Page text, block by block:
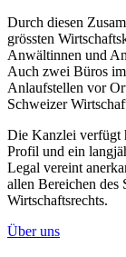
Durch diesen
grössten
Anwältinnen und
Auch zwei Büros
Anlaufstellen vor
Schweizer
Die Kanzlei verfügt
Profil und ein
Legal vereint
allen Bereichen des
Wirtschaftsrechts.
Über uns